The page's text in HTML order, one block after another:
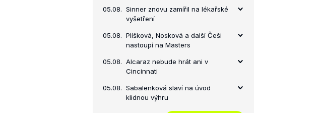
05.08. Sinner znovu zamířil na lékařské
vyšetření
05.08. Plíšková, Nosková a další Češi
nastoupí na Masters
05.08. Alcaraz nebude hrát ani v
Cincinnati
05.08. Sabalenková slaví na úvod
klidnou výhru